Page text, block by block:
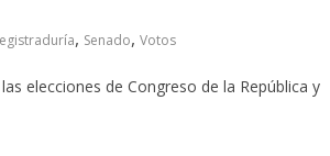
, Senado, Votos
elecciones de Congreso de la República y